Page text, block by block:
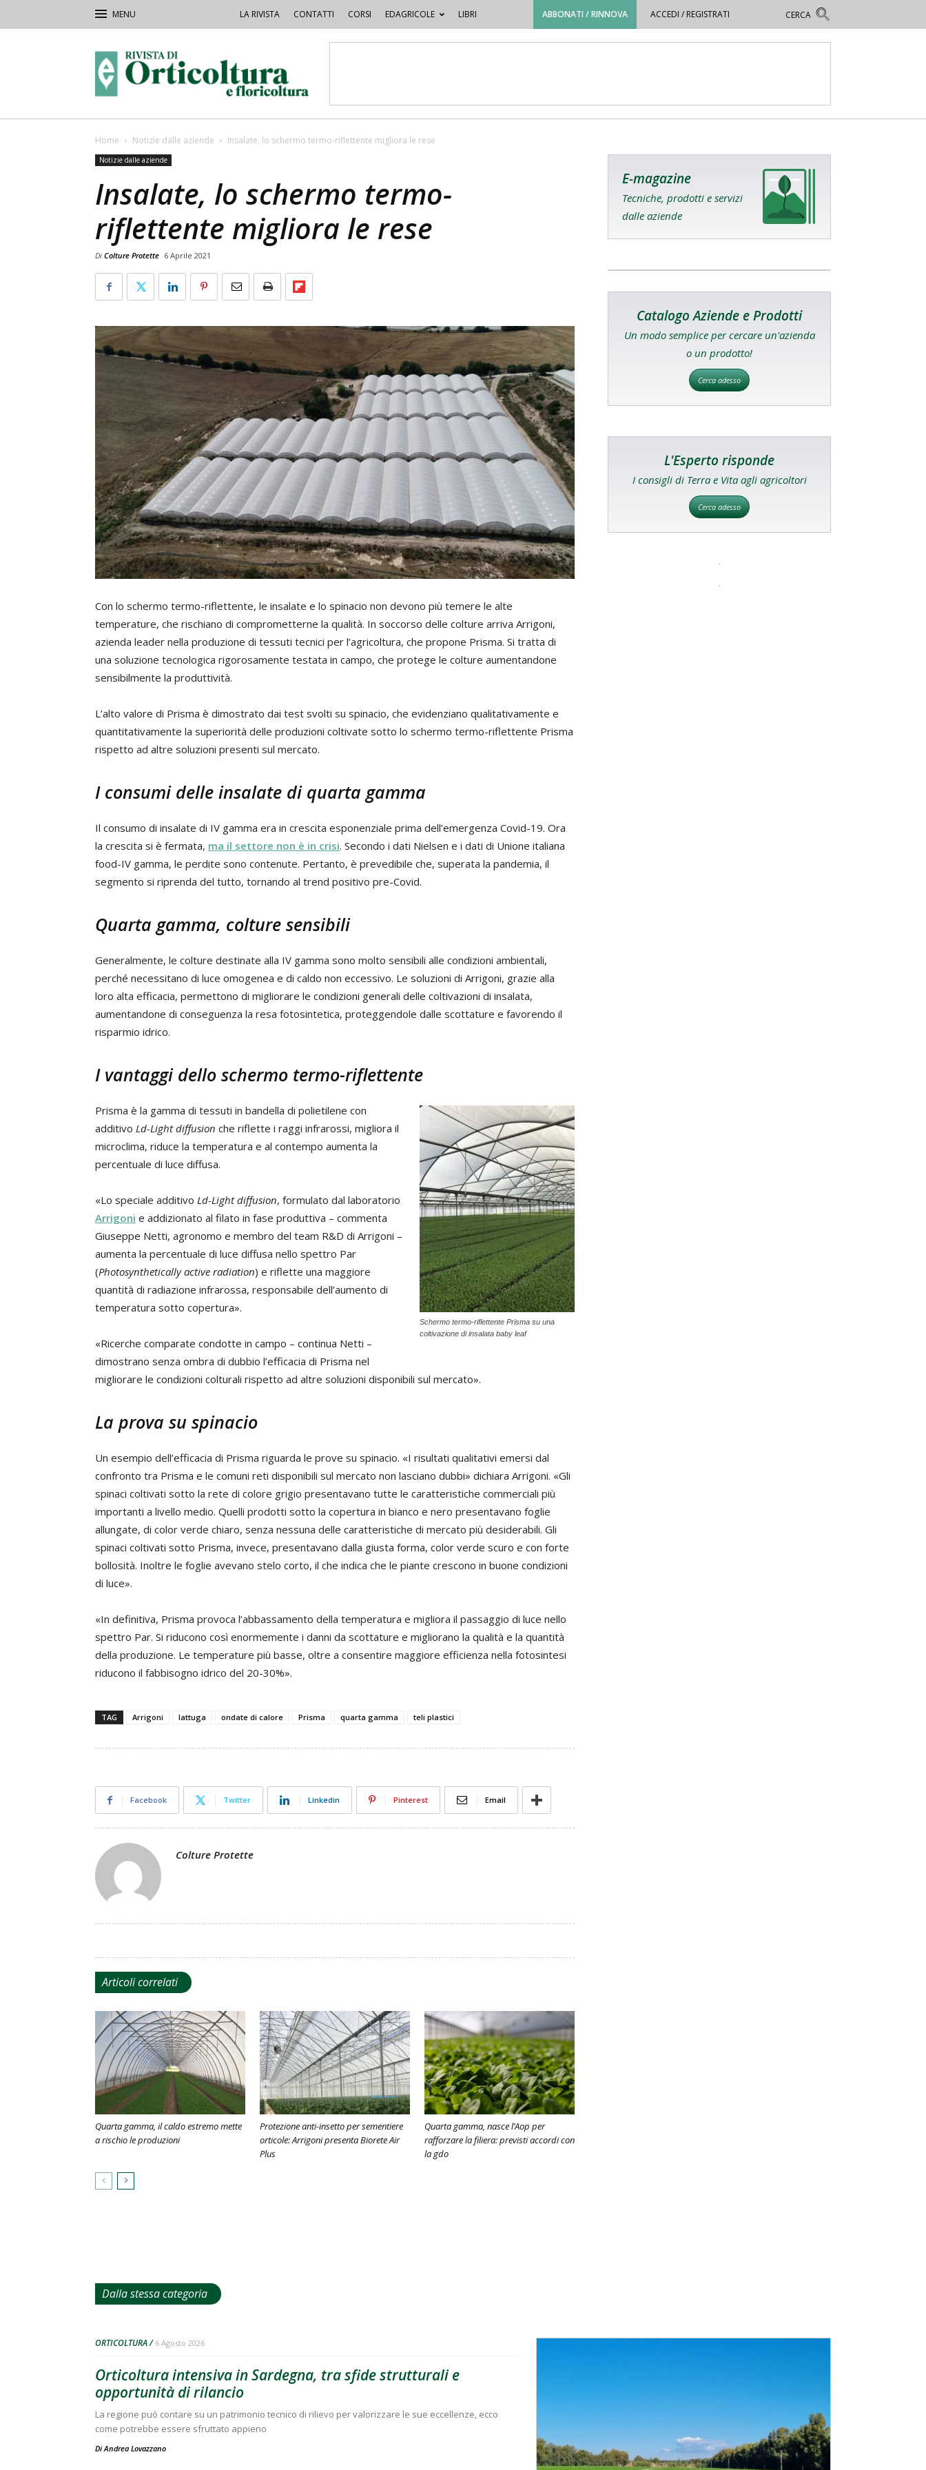
LA RIVISTA CONTATTI CORSI EDAGRICOLE LIBRI ABBONATI / RINNOVA ACCEDI / REGISTRATI
Orticoltura
Home Notizie dalle aziende Insalate, lo schermo termo-riflettente migliora le rese
Notizie dalle aziende
Insalate, lo schermo termo-
riflettente migliora le rese
Di Colture Protette 6 Aprile 2021
Con lo schermo termo-riflettente, le insalate e lo spinacio non devono più temere le alte
temperature, che rischiano di comprometterne la qualità. In soccorso delle colture arriva Arrigoni,
azienda leader nella produzione di tessuti tecnici per l’agricoltura, che propone Prisma. Si tratta di
una soluzione tecnologica rigorosamente testata in campo, che protege le colture aumentandone
sensibilmente la produttività.
L’alto valore di Prisma è dimostrato dai test svolti su spinacio, che evidenziano qualitativamente e
quantitativamente la superiorità delle produzioni coltivate sotto lo schermo termo-riflettente Prisma
rispetto ad altre soluzioni presenti sul mercato.
I consumi delle insalate di quarta gamma
Il consumo di insalate di IV gamma era in crescita esponenziale prima dell’emergenza Covid-19. Ora
la crescita si è fermata, ma il settore non è in crisi. Secondo i dati Nielsen e i dati di Unione italiana
food-IV gamma, le perdite sono contenute. Pertanto, è prevedibile che, superata la pandemia, il
segmento si riprenda del tutto, tornando al trend positivo pre-Covid.
Quarta gamma, colture sensibili
Generalmente, le colture destinate alla IV gamma sono molto sensibili alle condizioni ambientali,
perché necessitano di luce omogenea e di caldo non eccessivo. Le soluzioni di Arrigoni, grazie alla
loro alta efficacia, permettono di migliorare le condizioni generali delle coltivazioni di insalata,
aumentandone di conseguenza la resa fotosintetica, proteggendole dalle scottature e favorendo il
risparmio idrico.
I vantaggi dello schermo termo-riflettente
Schermo termo-riflettente Prisma su una
coltivazione di insalata baby leaf
Prisma è la gamma di tessuti in bandella di polietilene con
additivo Ld-Light diffusion che riflette i raggi infrarossi, migliora il
microclima, riduce la temperatura e al contempo aumenta la
percentuale di luce diffusa.
«Lo speciale additivo Ld-Light diffusion, formulato dal laboratorio
Arrigoni e addizionato al filato in fase produttiva – commenta
Giuseppe Netti, agronomo e membro del team R&D di Arrigoni –
aumenta la percentuale di luce diffusa nello spettro Par
(Photosynthetically active radiation) e riflette una maggiore
quantità di radiazione infrarossa, responsabile dell’aumento di
temperatura sotto copertura».
«Ricerche comparate condotte in campo – continua Netti –
dimostrano senza ombra di dubbio l’efficacia di Prisma nel
migliorare le condizioni colturali rispetto ad altre soluzioni disponibili sul mercato».
La prova su spinacio
Un esempio dell’efficacia di Prisma riguarda le prove su spinacio. «I risultati qualitativi emersi dal
confronto tra Prisma e le comuni reti disponibili sul mercato non lasciano dubbi» dichiara Arrigoni. «Gli
spinaci coltivati sotto la rete di colore grigio presentavano tutte le caratteristiche commerciali più
importanti a livello medio. Quelli prodotti sotto la copertura in bianco e nero presentavano foglie
allungate, di color verde chiaro, senza nessuna delle caratteristiche di mercato più desiderabili. Gli
spinaci coltivati sotto Prisma, invece, presentavano dalla giusta forma, color verde scuro e con forte
bollosità. Inoltre le foglie avevano stelo corto, il che indica che le piante crescono in buone condizioni
di luce».
«In definitiva, Prisma provoca l’abbassamento della temperatura e migliora il passaggio di luce nello
spettro Par. Si riducono così enormemente i danni da scottature e migliorano la qualità e la quantità
della produzione. Le temperature più basse, oltre a consentire maggiore efficienza nella fotosintesi
riducono il fabbisogno idrico del 20-30%».
TAG Arrigoni lattuga ondate di calore Prisma quarta gamma teli plastici
Facebook Twitter Linkedin Pinterest Email
Colture Protette
Articoli correlati
Quarta gamma, il caldo estremo mette
a rischio le produzioni
Protezione anti-insetto per sementiere
orticole: Arrigoni presenta Biorete Air
Plus
Quarta gamma, nasce l’Aop per
rafforzare la filiera: previsti accordi con
la gdo
E-magazine
Tecniche, prodotti e servizi
dalle aziende
Catalogo Aziende e Prodotti
Un modo semplice per cercare un'azienda
o un prodotto!
Cerca adesso
L'Esperto risponde
I consigli di Terra e Vita agli agricoltori
Cerca adesso
Dalla stessa categoria
ORTICOLTURA 6 Agosto 2026
Orticoltura intensiva in Sardegna, tra sfide strutturali e
opportunità di rilancio
La regione può contare su un patrimonio tecnico di rilievo per valorizzare le sue eccellenze, ecco
come potrebbe essere sfruttato appieno
DiAndrea Lovazzano